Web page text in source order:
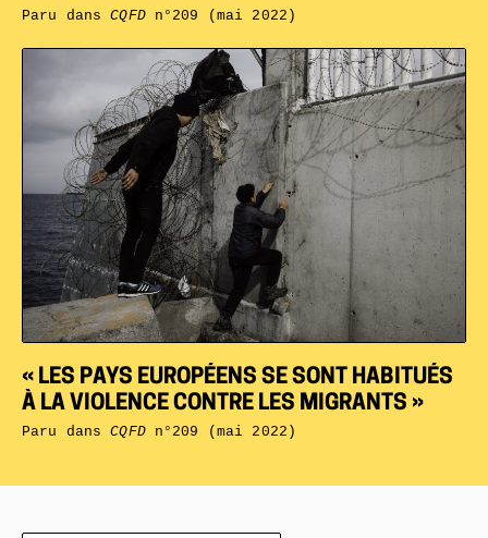
« LES PAYS EUROPÉENS SE SONT HABITUÉS
À LA VIOLENCE CONTRE LES MIGRANTS »
Paru dansCQFDn°209 (mai 2022)
Paru dansCQFDn°209 (mai 2022)